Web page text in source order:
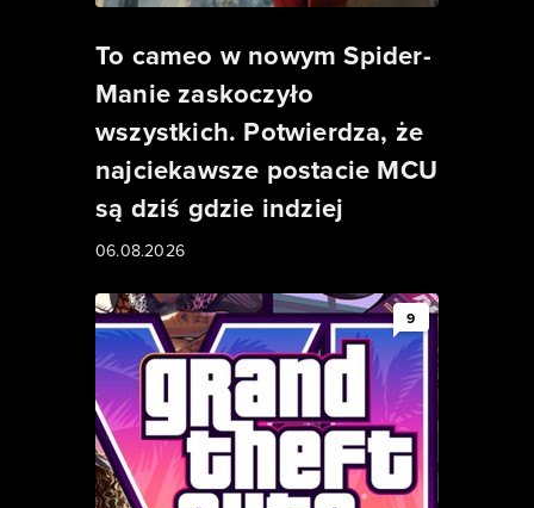
To cameo w nowym Spider-
Manie zaskoczyło
wszystkich. Potwierdza, że
najciekawsze postacie MCU
są dziś gdzie indziej
06.08.2026
9